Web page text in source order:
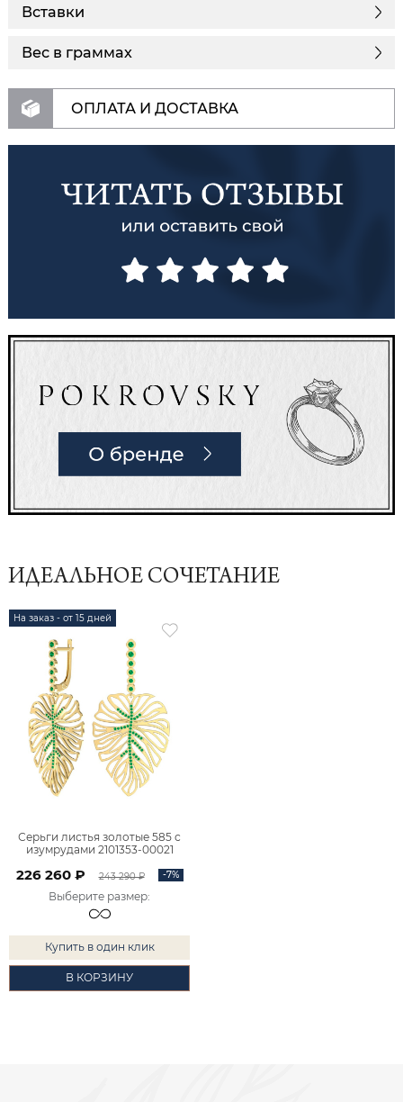
Вставки
Вес в граммах
ОПЛАТА И ДОСТАВКА
ИДЕАЛЬНОЕ СОЧЕТАНИЕ
На заказ - от 15 дней
Серьги листья золотые 585 с
изумрудами 2101353-00021
226 260 ₽ 243 290 ₽ -7%
Выберите размер:
Купить в один клик
В КОРЗИНУ